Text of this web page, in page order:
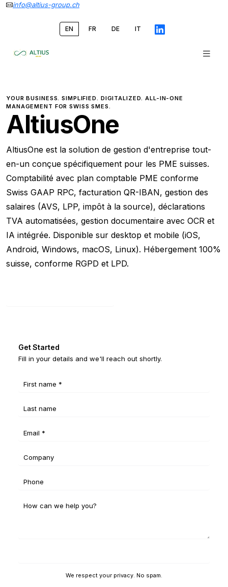
info@altius-group.ch
EN FR DE IT
YOUR BUSINESS. SIMPLIFIED. DIGITALIZED. ALL-IN-ONE
MANAGEMENT FOR SWISS SMES.
AltiusOne
AltiusOne est la solution de gestion d'entreprise tout-
en-un conçue spécifiquement pour les PME suisses.
Comptabilité avec plan comptable PME conforme
Swiss GAAP RPC, facturation QR-IBAN, gestion des
salaires (AVS, LPP, impôt à la source), déclarations
TVA automatisées, gestion documentaire avec OCR et
IA intégrée. Disponible sur desktop et mobile (iOS,
Android, Windows, macOS, Linux). Hébergement 100%
suisse, conforme RGPD et LPD.
Get Started
Fill in your details and we'll reach out shortly.
We respect your privacy. No spam.